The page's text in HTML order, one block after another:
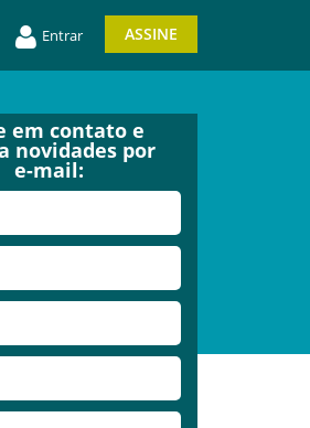
Entrar ASSINE
em contato e
novidades por
e-mail: